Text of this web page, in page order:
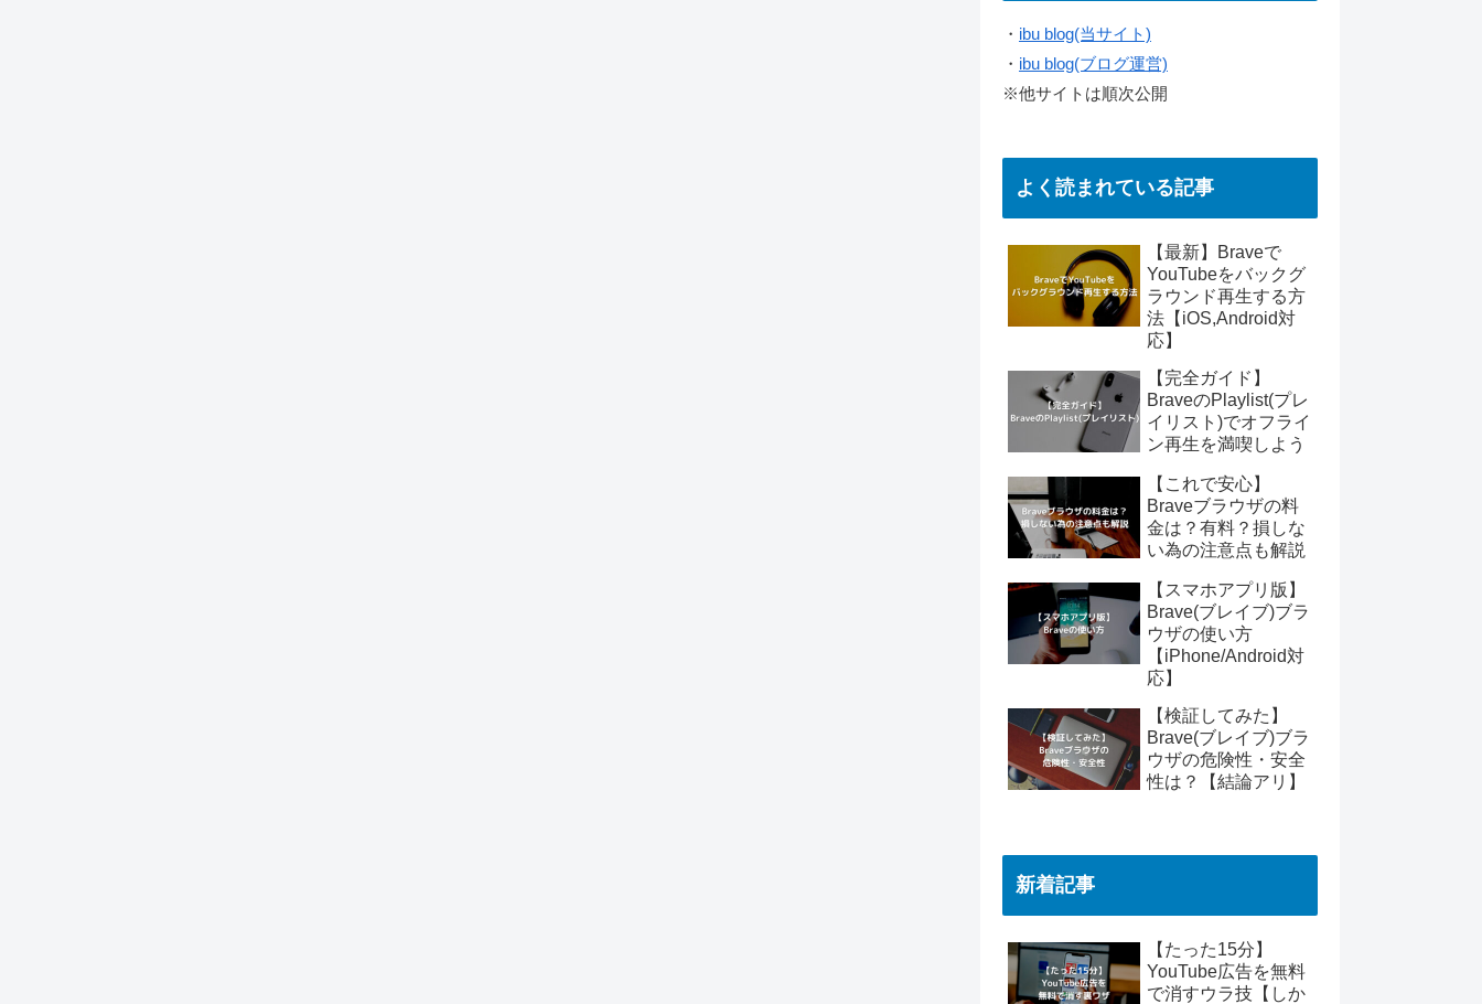
・ ibu blog(当サイト)
・ ibu blog(ブログ運営)
※他サイトは順次公開
よく読まれている記事
【最新】Braveで
YouTubeをバックグ
ラウンド再生する方
法【iOS,Android対
応】
【完全ガイド】
BraveのPlaylist(プレ
イリスト)でオフライ
ン再生を満喫しよう
【これで安心】
Braveブラウザの料
金は？有料？損しな
い為の注意点も解説
【スマホアプリ版】
Brave(ブレイブ)ブラ
ウザの使い方
【iPhone/Android対
応】
【検証してみた】
Brave(ブレイブ)ブラ
ウザの危険性・安全
性は？【結論アリ】
新着記事
【たった15分】
YouTube広告を無料
で消すウラ技【しか